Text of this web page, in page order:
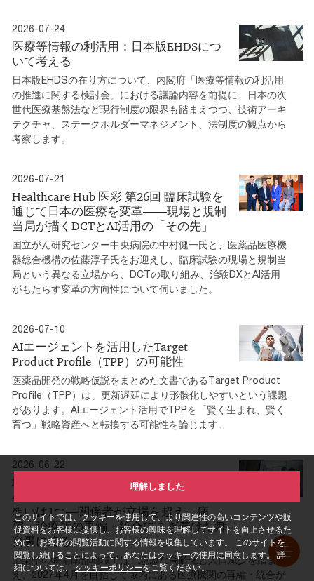
このサイトでは、クッキーを使用して、より関連性の高いコンテンツや販
促資料をお客様に提供し、お客様の興味を理解してサイトを向上させるた
めに、お客様の閲覧活動に関する情報を収集しています。 このサイトを
閲覧し続けることによって、あなたはクッキーの使用に同意します。 詳
細については、 クッキーポリシーをご覧ください。
理解しました
2026-07-24
医療等情報の利活用：日本版EHDSにつ
いて考える
日本版EHDSの在り方について、内閣府「医療等情報の利活用
の推進に関する検討会」における議論内容を前提に、日本の次
世代医療基盤法など現行制度の限界も踏まえつつ、技術アーキ
テクチャ、ステークホルダーマネジメント、法制度の観点から
考察します。
2026-07-21
Healthcare Hub 医彩 第26回 臨床試験を
通じて日本の医療を変革――現場と規制
当局が描くDCTとAI活用の「その先」
国立がん研究センター中央病院の中村健一氏と、医薬品医療機
器総合機構の佐藤淳子氏をお迎えし、臨床試験の現場と規制当
局という異なる立場から、DCTの取り組み、治験DXとAI活用
がもたらす変革の方向性について伺いました。
2026-07-10
AIエージェントを活用したTarget
Product Profile（TPP）の可能性
医薬品開発の戦略仮説をまとめた文書であるTarget Product
Profile（TPP）は、更新遅延により形骸化しやすいという課題
があります。AIエージェント活用でTPPを「賢く生まれ、賢く
育つ」戦略資産へと転換する可能性を論じます。
2026-06-22
地域医療連携推進法人みなみやまなし：
4つの施設、3つの自治体、2つの手段、
想いは1つ―関係者が立場を超え、病
院・診療所の再編・統合にこぎ着けた舞
台裏に迫る―
山梨県の峡南南部地域では、急激な高齢化と人口減少を踏ま
え、2027年4月を目指して域内にある医療機関の再編・統合が